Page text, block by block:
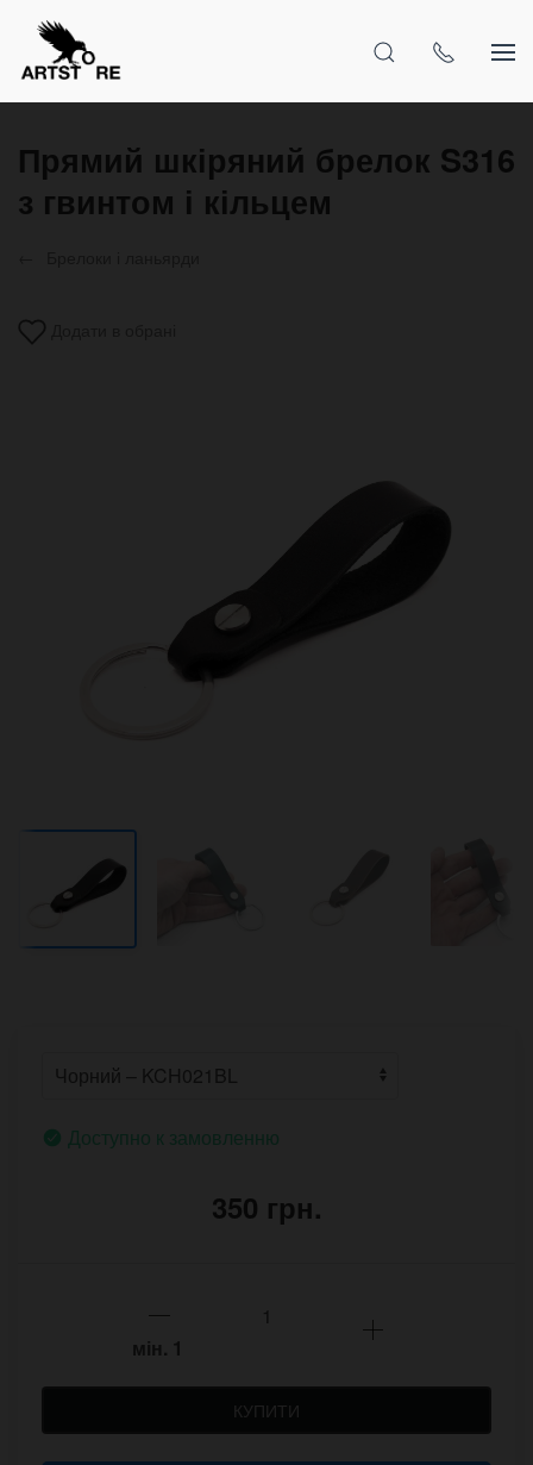
Прямий шкіряний брелок S316
з гвинтом і кільцем
Доступно к замовленню
350 грн.
мін. 1
КУПИТИ